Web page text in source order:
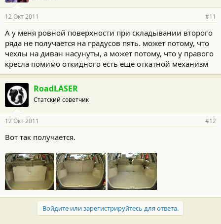
12 Окт 2011 #11
А у меня ровной поверхности при складывании второго
ряда не получается на градусов пять. может потому, что
чехлы на диван насунуты, а может потому, что у правого
кресла помимо откидного есть еще откатной механизм
RoadLASER
Статский советчик
12 Окт 2011 #12
Вот так получается.
Войдите или зарегистрируйтесь для ответа.